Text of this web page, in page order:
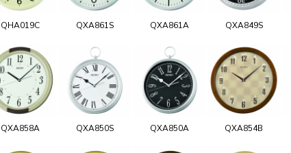
QHA019C QXA861S QXA861A QXA849S
QXA858A QXA850S QXA850A QXA854B